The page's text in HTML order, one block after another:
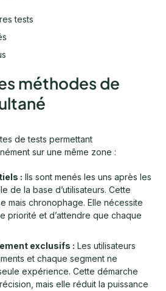
tests
méthodes de
de tests permettant
sur une même zone :
: Ils sont menés les uns après les
de la base d’utilisateurs. Cette
mais chronophage. Elle nécessite
priorité et d’attendre que chaque
exclusifs : Les utilisateurs
et chaque segment ne
expérience. Cette démarche
mais elle réduit la puissance